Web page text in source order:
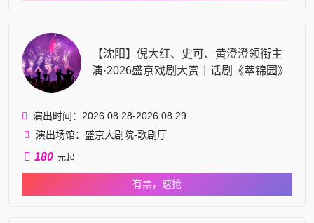
【沈阳】倪大红、史可、黄澄澄领衔主
演·2026盛京戏剧大赏｜话剧《萃锦园》
演出时间：2026.08.28-2026.08.29
演出场馆：盛京大剧院-歌剧厅
180 元起
有票，速抢